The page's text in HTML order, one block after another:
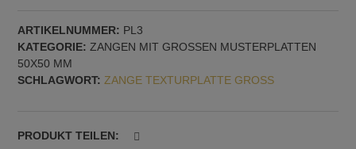
Muster
Nr.
3
Menge
ARTIKELNUMMER: PL3
KATEGORIE: ZANGEN MIT GROSSEN MUSTERPLATTEN 5
0X50 MM
SCHLAGWORT: ZANGE TEXTURPLATTE GROSS
PRODUKT TEILEN: